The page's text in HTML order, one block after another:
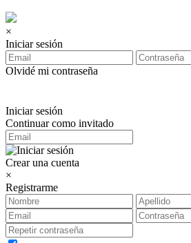
×
Iniciar sesión
Olvidé mi contraseña
Iniciar sesión
Continuar como invitado
Crear una cuenta
×
Registrarme